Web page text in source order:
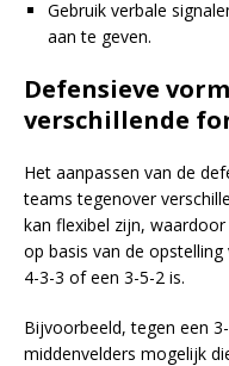
Gebruik verbale
aan te geven.
Defensieve
verschillende
Het aanpassen van de
teams tegenover
kan flexibel zijn,
op basis van de
4-3-3 of een 3-5-2 is.
Bijvoorbeeld, tegen een
middenvelders mogelijk